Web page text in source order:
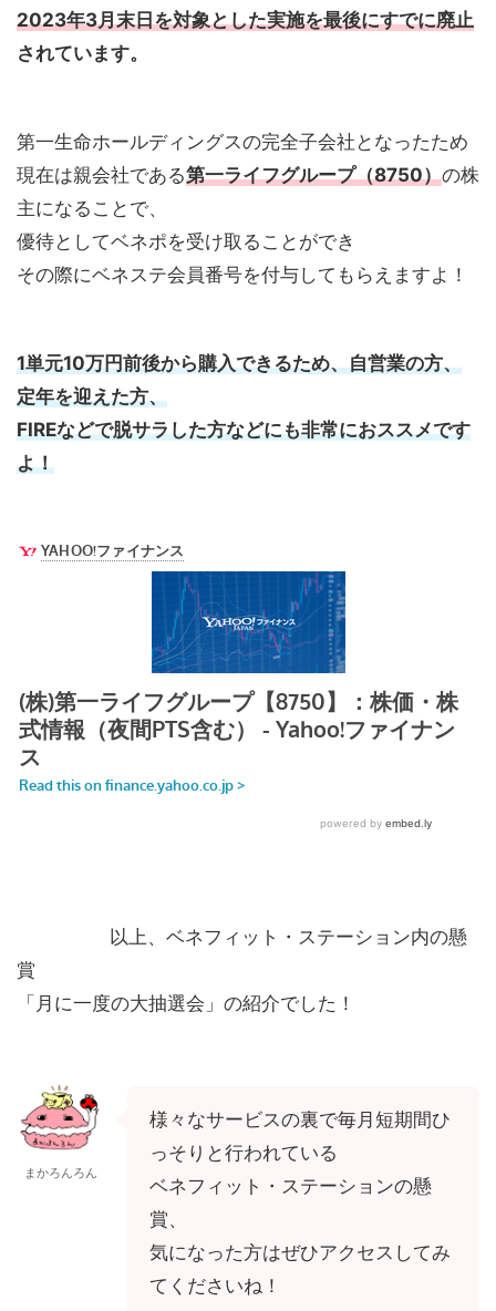
2023年3月末日を対象とした実施を最後にすでに廃止
されています。
第一生命ホールディングスの完全子会社となったため
現在は親会社である第一ライフグループ（8750）の株
主になることで、
優待としてベネポを受け取ることができ
その際にベネステ会員番号を付与してもらえますよ！
1単元10万円前後から購入できるため、自営業の方、
定年を迎えた方、
FIREなどで脱サラした方などにも非常におススメです
よ！
以上、ベネフィット・ステーション内の懸
賞
「月に一度の大抽選会」の紹介でした！
まかろんろん
様々なサービスの裏で毎月短期間ひ
っそりと行われている
ベネフィット・ステーションの懸
賞、
気になった方はぜひアクセスしてみ
てくださいね！